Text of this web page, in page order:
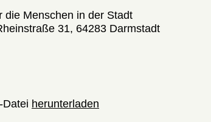
die Menschen in der Stadt
31, 64283 Darmstadt
Datei herunterladen